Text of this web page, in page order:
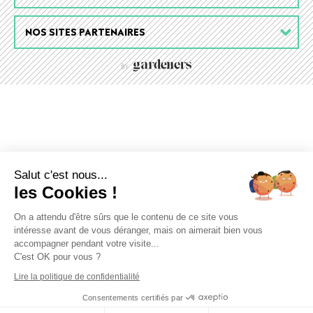
NOS SITES PARTENAIRES
Salut c'est nous...
les Cookies !
On a attendu d'être sûrs que le contenu de ce site vous
intéresse avant de vous déranger, mais on aimerait bien vous
accompagner pendant votre visite...
C'est OK pour vous ?
Lire la politique de confidentialité
Consentements certifiés par